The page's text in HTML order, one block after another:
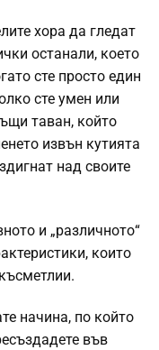
хора да гледат
останали, което
сте просто един
сте умен или
таван, който
извън кутията
над своите
и „различното“
които
начина, по който
във